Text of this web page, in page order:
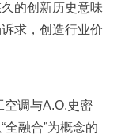
的创新历史意味
求，创造行业价
空调与A.O.史密
融合”为概念的